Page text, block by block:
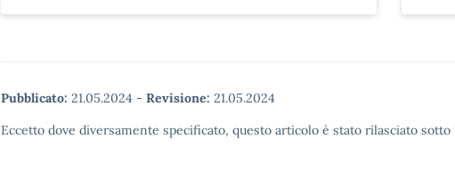
Pubblicato: 21.05.2024 - Revisione: 21.05.2024
Eccetto dove diversamente specificato, questo articolo è stato rilasciato